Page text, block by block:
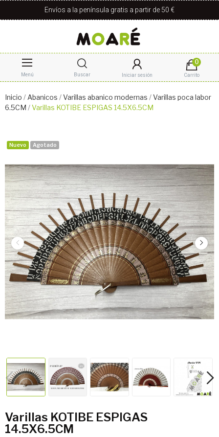
Envíos a la península gratis a partir de 50 €
Menú Buscar Iniciar sesión
0
Carrito
Inicio Abanicos Varillas abanico modernas
Varillas poca labor
6.5CM
Varillas KOTIBE ESPIGAS 14.5X6.5CM
Nuevo Agotado
Varillas KOTIBE ESPIGAS
14.5X6.5CM